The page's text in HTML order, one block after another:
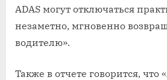
ADAS могут отключаться
незаметно, мгновенно
водителю».
Также в отчете говорится, что